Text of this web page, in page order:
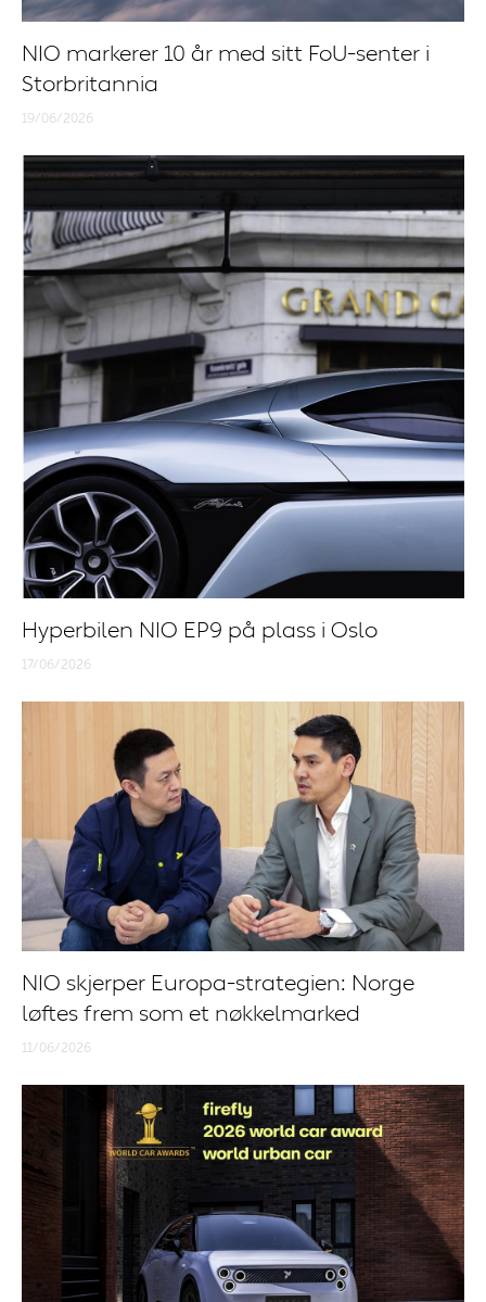
NIO markerer 10 år med sitt FoU-senter i
Storbritannia
19/06/2026
Hyperbilen NIO EP9 på plass i Oslo
17/06/2026
NIO skjerper Europa-strategien: Norge
løftes frem som et nøkkelmarked
11/06/2026